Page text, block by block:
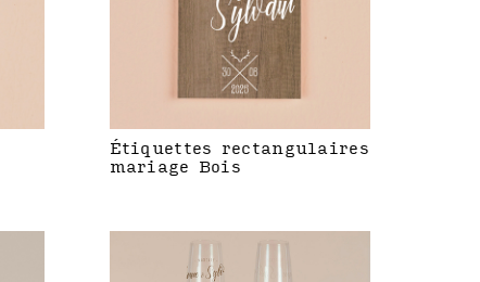
Étiquettes rectangulaires
mariage Bois